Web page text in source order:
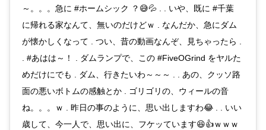
～。。。急に #ホームシック ？😅💦 . . いや、既に #千葉
に帰れる家なんて、無いのだけどｗ . なんだか、急にダム
が懐かしくなって . つい、昔の動画なんぞ、見ちゃったら .
. #あはは～！ . ダムランプで、この #FiveOGrind をヤルた
めだけにでも . ダム、行きたいわ～～～ . . あの、クッソ路
面の悪いボトムの感触とか . ゴリゴリの、ウィールの音
ね。。。ｗ . 昨日の事のように、思い出しますわ😂 . . いい
歳して、今一人で、思い出に、フケッています😆👍ｗｗｗ